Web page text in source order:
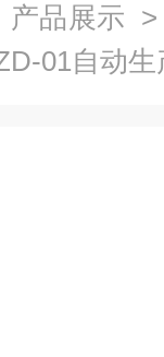
产品展示
01自动